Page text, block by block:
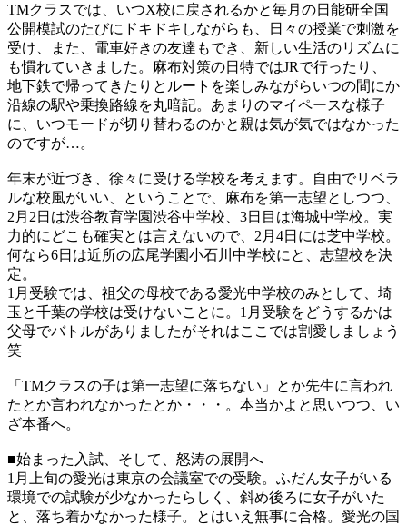
TMクラスでは、いつX校に戻されるかと毎月の日能研全国
公開模試のたびにドキドキしながらも、日々の授業で刺激を
受け、また、電車好きの友達もでき、新しい生活のリズムに
も慣れていきました。麻布対策の日特ではJRで行ったり、
地下鉄で帰ってきたりとルートを楽しみながらいつの間にか
沿線の駅や乗換路線を丸暗記。あまりのマイペースな様子
に、いつモードが切り替わるのかと親は気が気ではなかった
のですが…。
年末が近づき、徐々に受ける学校を考えます。自由でリベラ
ルな校風がいい、ということで、麻布を第一志望としつつ、
2月2日は渋谷教育学園渋谷中学校、3日目は海城中学校。実
力的にどこも確実とは言えないので、2月4日には芝中学校。
何なら6日は近所の広尾学園小石川中学校にと、志望校を決
定。
1月受験では、祖父の母校である愛光中学校のみとして、埼
玉と千葉の学校は受けないことに。1月受験をどうするかは
父母でバトルがありましたがそれはここでは割愛しましょう
笑
「TMクラスの子は第一志望に落ちない」とか先生に言われ
たとか言われなかったとか・・・。本当かよと思いつつ、い
ざ本番へ。
■始まった入試、そして、怒涛の展開へ
1月上旬の愛光は東京の会議室での受験。ふだん女子がいる
環境での試験が少なかったらしく、斜め後ろに女子がいた
と、落ち着かなかった様子。とはいえ無事に合格。愛光の国